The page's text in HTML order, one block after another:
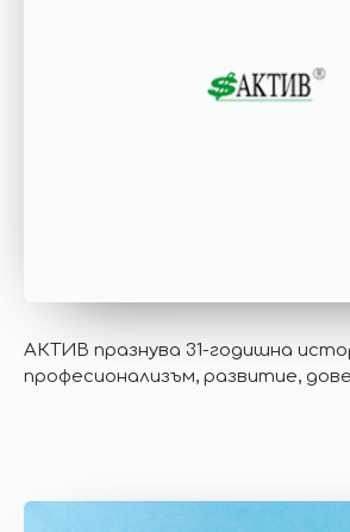
АКТИВ празнува 31-годишна
професионализъм, развитие,